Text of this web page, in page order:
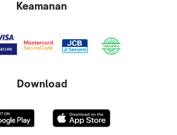
Anda juga dapat melihat rincian tagihan
pengecekan tagihan di Tokopedia.
kembali nomor mahasiswa/nomor
input tagihan oleh institusi
Keamanan
Download